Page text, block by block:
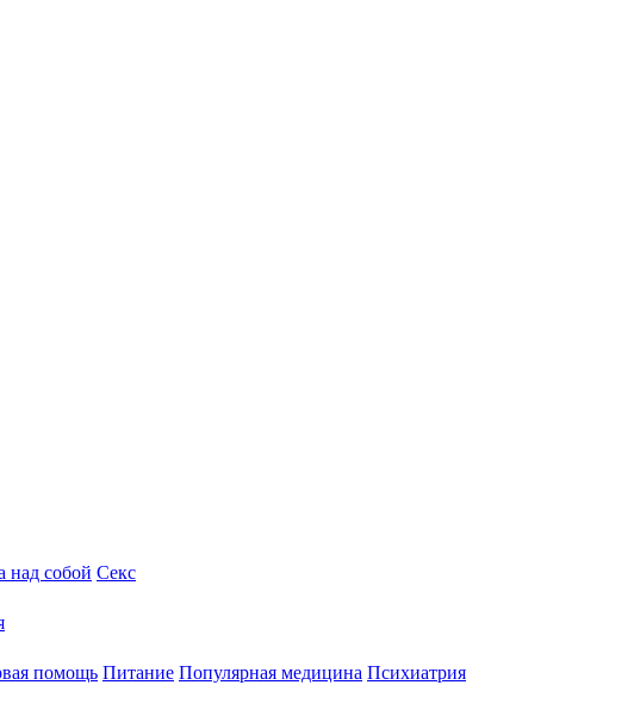
над собой Секс
помощь Питание Популярная медицина Психиатрия